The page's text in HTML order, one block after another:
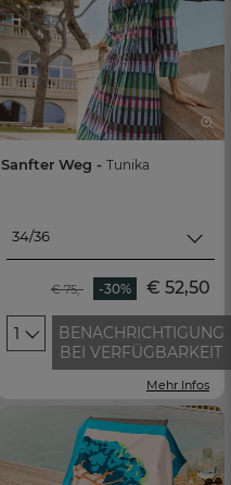
Sanfter Weg -Tunika
34/36
34/36
42/44
46/48
€ 75,- -30% € 52,50
1
BENACHRICHTIGUNG
BEI VERFÜGBARKEIT
Mehr Infos